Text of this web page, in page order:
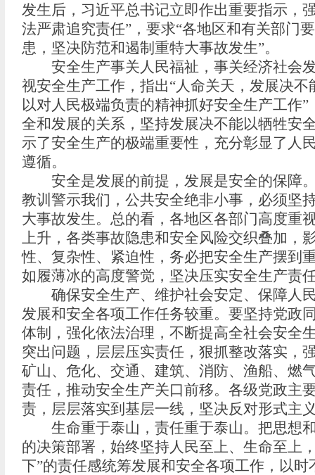
发生后，习近平总书记立即作出重要指示，
法严肃追究责任”，要求“各地区和有关部门
患，坚决防范和遏制重特大事故发生”。
安全生产事关人民福祉，事关经济社会发
视安全生产工作，指出“人命关天，发展决
以对人民极端负责的精神抓好安全生产工作
全和发展的关系，坚持发展决不能以牺牲安
示了安全生产的极端重要性，充分彰显了人
遵循。
安全是发展的前提，发展是安全的保障。
教训警示我们，公共安全绝非小事，必须坚
大事故发生。总的看，各地区各部门高度重
上升，各类事故隐患和安全风险交织叠加，
性、复杂性、紧迫性，务必把安全生产摆到
如履薄冰的高度警觉，坚决压实安全生产责
确保安全生产、维护社会安定、保障人民
发展和安全各项工作任务较重。要坚持党政
体制，强化依法治理，不断提高全社会安全
突出问题，层层压实责任，狠抓整改落实，
矿山、危化、交通、建筑、消防、渔船、燃
责任，推动安全生产关口前移。各级党政主
责，层层落实到基层一线，坚决反对形式主
生命重于泰山，责任重于泰山。把思想和
的决策部署，始终坚持人民至上、生命至上
下”的责任感统筹发展和安全各项工作，以